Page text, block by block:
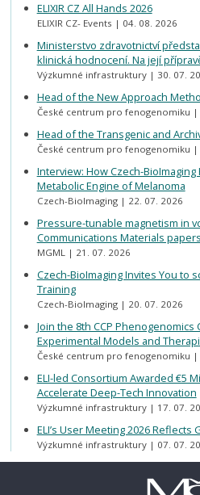
ELIXIR CZ All Hands 2026
ELIXIR CZ- Events 04. 08. 2026
Ministerstvo zdravotnictví
klinická hodnocení. Na její
Výzkumné infrastruktury 30. 07.
Head of the New Approach
České centrum pro fenogenomiku
Head of the Transgenic and
České centrum pro fenogenomiku
Interview: How Czech-
Metabolic Engine of Melanoma
Czech-BioImaging 22. 07. 2026
Pressure-tunable magnetism in
Communications Materials
MGML 21. 07. 2026
Czech-BioImaging Invites You to
Training
Czech-BioImaging 20. 07. 2026
Join the 8th CCP
Experimental Models and
České centrum pro fenogenomiku
ELI-led Consortium Awarded €5
Accelerate Deep-Tech Innovation
Výzkumné infrastruktury 17. 07.
ELI’s User Meeting 2026
Výzkumné infrastruktury 07. 07.